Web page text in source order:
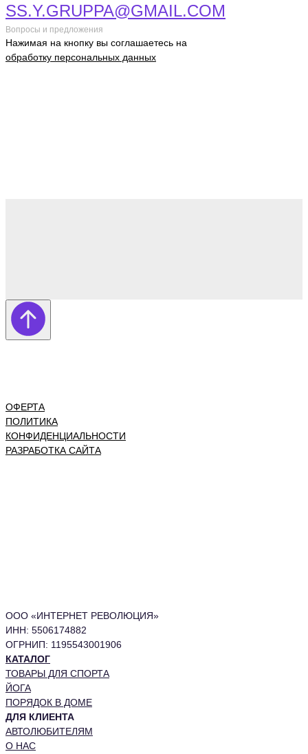
SS.Y.GRUPPA@GMAIL.COM
Вопросы и предложения
Нажимая на кнопку вы соглашаетесь на
обработку персональных данных
ООО «ИНТЕРНЕТ РЕВОЛЮЦИЯ»
ИНН: 5506174882
ОГРНИП: 1195543001906
КАТАЛОГ
ТОВАРЫ ДЛЯ СПОРТА
ЙОГА
ПОРЯДОК В ДОМЕ
ДЛЯ КЛИЕНТА
АВТОЛЮБИТЕЛЯМ
О НАС
ОФЕРТА
ПОЛИТИКА
КОНФИДЕНЦИАЛЬНОСТИ
РАЗРАБОТКА САЙТА